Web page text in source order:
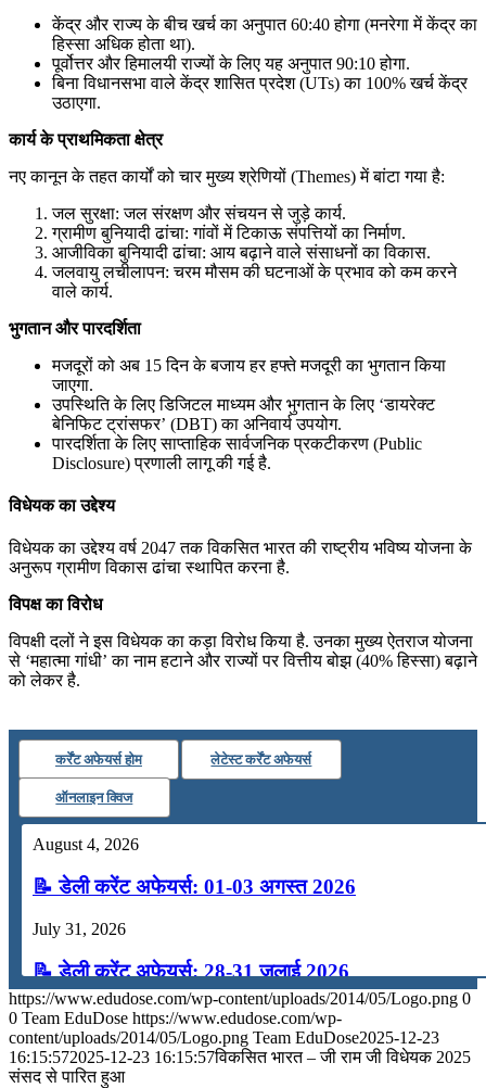
केंद्र और राज्य के बीच खर्च का अनुपात 60:40 होगा (मनरेगा में केंद्र का
हिस्सा अधिक होता था).
पूर्वोत्तर और हिमालयी राज्यों के लिए यह अनुपात 90:10 होगा.
बिना विधानसभा वाले केंद्र शासित प्रदेश (UTs) का 100% खर्च केंद्र
उठाएगा.
कार्य के प्राथमिकता क्षेत्र
नए कानून के तहत कार्यों को चार मुख्य श्रेणियों (Themes) में बांटा गया है:
जल सुरक्षा: जल संरक्षण और संचयन से जुड़े कार्य.
ग्रामीण बुनियादी ढांचा: गांवों में टिकाऊ संपत्तियों का निर्माण.
आजीविका बुनियादी ढांचा: आय बढ़ाने वाले संसाधनों का विकास.
जलवायु लचीलापन: चरम मौसम की घटनाओं के प्रभाव को कम करने
वाले कार्य.
भुगतान और पारदर्शिता
मजदूरों को अब 15 दिन के बजाय हर हफ्ते मजदूरी का भुगतान किया
जाएगा.
उपस्थिति के लिए डिजिटल माध्यम और भुगतान के लिए ‘डायरेक्ट
बेनिफिट ट्रांसफर’ (DBT) का अनिवार्य उपयोग.
पारदर्शिता के लिए साप्ताहिक सार्वजनिक प्रकटीकरण (Public
Disclosure) प्रणाली लागू की गई है.
विधेयक का उद्देश्य
विधेयक का उद्देश्य वर्ष 2047 तक विकसित भारत की राष्ट्रीय भविष्य योजना के
अनुरूप ग्रामीण विकास ढांचा स्थापित करना है.
विपक्ष का विरोध
विपक्षी दलों ने इस विधेयक का कड़ा विरोध किया है. उनका मुख्य ऐतराज योजना
से ‘महात्मा गांधी’ का नाम हटाने और राज्यों पर वित्तीय बोझ (40% हिस्सा) बढ़ाने
को लेकर है.
कर्रेंट अफेयर्स होम लेटेस्ट कर्रेंट अफेयर्स
ऑनलाइन क्विज
August 4, 2026
📝 डेली करेंट अफेयर्स: 01-03 अगस्त 2026
July 31, 2026
📝 डेली करेंट अफेयर्स: 28-31 जुलाई 2026
July 28, 2026
📝 डेली करेंट अफेयर्स: 25-27 जुलाई 2026
https://www.edudose.com/wp-content/uploads/2014/05/Logo.png 0
0 Team EduDose https://www.edudose.com/wp-
content/uploads/2014/05/Logo.png Team EduDose2025-12-23
16:15:572025-12-23 16:15:57विकसित भारत – जी राम जी विधेयक 2025
संसद से पारित हुआ